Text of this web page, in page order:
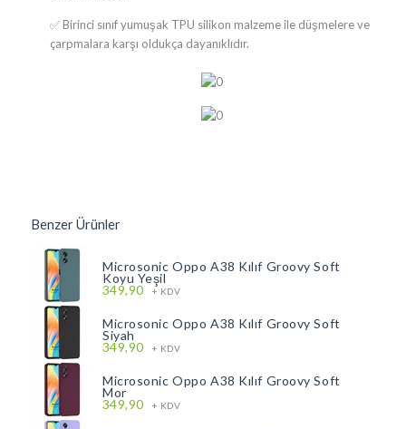
✅ Birinci sınıf yumuşak TPU silikon malzeme ile düşmelere ve
çarpmalara karşı oldukça dayanıklıdır.
Benzer Ürünler
Microsonic Oppo A38 Kılıf Groovy Soft
Koyu Yeşil
349,90 + KDV
Microsonic Oppo A38 Kılıf Groovy Soft
Siyah
349,90 + KDV
Microsonic Oppo A38 Kılıf Groovy Soft
Mor
349,90 + KDV